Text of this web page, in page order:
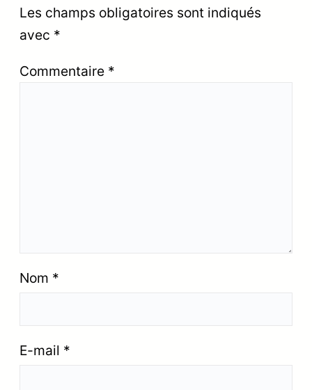
Les champs obligatoires sont indiqués
avec *
Commentaire *
Nom *
E-mail *